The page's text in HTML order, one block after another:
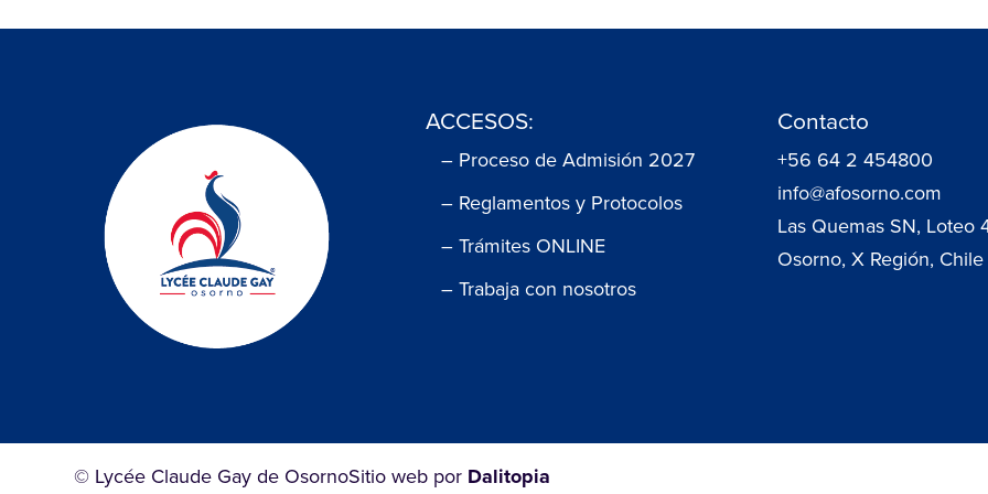
ACCESOS:
– Proceso de Admisión 2027
– Reglamentos y Protocolos
– Trámites ONLINE
– Trabaja con nosotros
Contacto
+56 64 2 454800
info@afosorno.com
Las Quemas SN, Loteo
Osorno, X Región, Chile
© Lycée Claude Gay de OsornoSitio web por Dalitopia